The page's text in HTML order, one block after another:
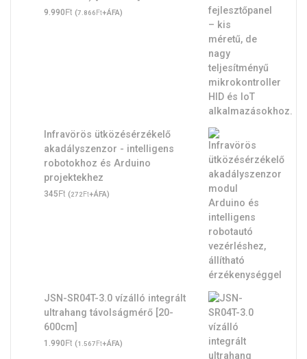
9.990Ft (7.866Ft+ÁFA)
Infravörös ütközésérzékelő
akadályszenzor - intelligens
robotokhoz és Arduino
projektekhez
345Ft (272Ft+ÁFA)
JSN-SR04T-3.0 vízálló integrált
ultrahang távolságmérő [20-
600cm]
1.990Ft (1.567Ft+ÁFA)